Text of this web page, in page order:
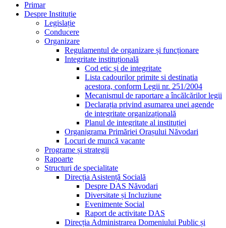
Primar
Despre Instituție
Legislație
Conducere
Organizare
Regulamentul de organizare și funcționare
Integritate instituțională
Cod etic și de integritate
Lista cadourilor primite si destinatia
acestora, conform Legii nr. 251/2004
Mecanismul de raportare a încălcărilor legii
Declarația privind asumarea unei agende
de integritate organizațională
Planul de integritate al instituției
Organigrama Primăriei Orașului Năvodari
Locuri de muncă vacante
Programe și strategii
Rapoarte
Structuri de specialitate
Direcția Asistență Socială
Despre DAS Năvodari
Diversitate și Incluziune
Evenimente Social
Raport de activitate DAS
Direcția Administrarea Domeniului Public și